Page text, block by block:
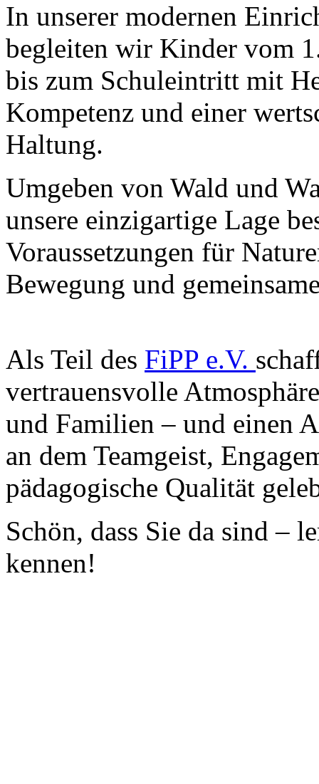
In unserer modernen
begleiten wir Kinder vom
bis zum Schuleintritt mit
Kompetenz und einer
Haltung.
Umgeben von Wald und
unsere einzigartige Lage
Voraussetzungen für
Bewegung und
Als Teil des FiPP e.V.
vertrauensvolle
und Familien – und einen
an dem Teamgeist,
pädagogische Qualität
Schön, dass Sie da sind –
kennen!